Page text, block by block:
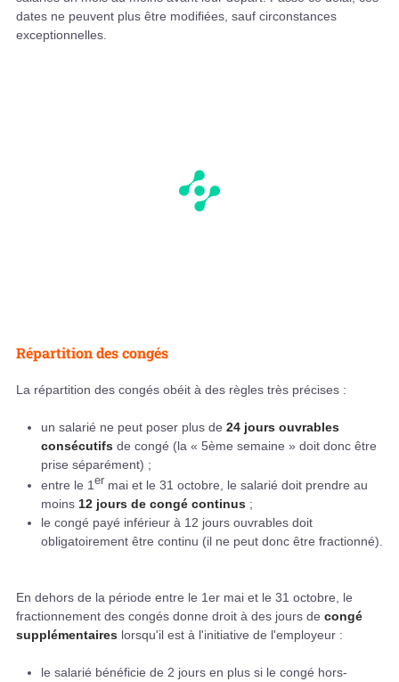
dates ne peuvent plus être modifiées, sauf circonstances
exceptionnelles.
Répartition des congés
La répartition des congés obéit à des règles très précises :
un salarié ne peut poser plus de 24 jours ouvrables
consécutifs de congé (la « 5ème semaine » doit donc être
prise séparément) ;
entre le 1 er mai et le 31 octobre, le salarié doit prendre au
moins 12 jours de congé continus ;
le congé payé inférieur à 12 jours ouvrables doit
obligatoirement être continu (il ne peut donc être fractionné).
En dehors de la période entre le 1er mai et le 31 octobre, le
fractionnement des congés donne droit à des jours de congé
supplémentaires lorsqu'il est à l'initiative de l'employeur :
le salarié bénéficie de 2 jours en plus si le congé hors-